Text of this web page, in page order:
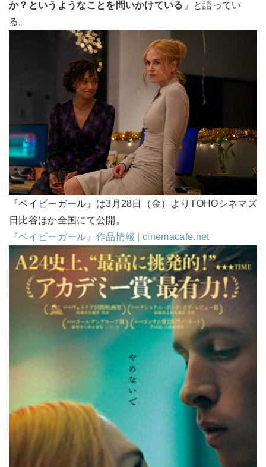
か？というようなことを問いかけている 」と語ってい
る。
『ベイビーガール』は3月28日（金）よりTOHOシネマズ
日比谷ほか全国にて公開。
『ベイビーガール』作品情報 | cinemacafe.net